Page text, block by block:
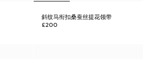
斜纹马衔扣桑蚕丝提花领带
£200